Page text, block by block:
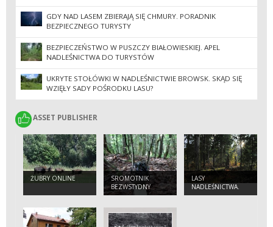
GDY NAD LASEM ZBIERAJĄ SIĘ CHMURY. PORADNIK
BEZPIECZNEGO TURYSTY
BEZPIECZEŃSTWO W PUSZCZY BIAŁOWIESKIEJ. APEL
NADLEŚNICTWA DO TURYSTÓW
UKRYTE STOŁÓWKI W NADLEŚNICTWIE BROWSK. SKĄD SIĘ
WZIĘŁY SADY POŚRODKU LASU?
ASSET PUBLISHER
ASSET PUBLISHER
ŻUBRY ONLINE
SROMOTNIK
BEZWSTYDNY
(PHALLUS
LASY
NADLEŚNICTWA.